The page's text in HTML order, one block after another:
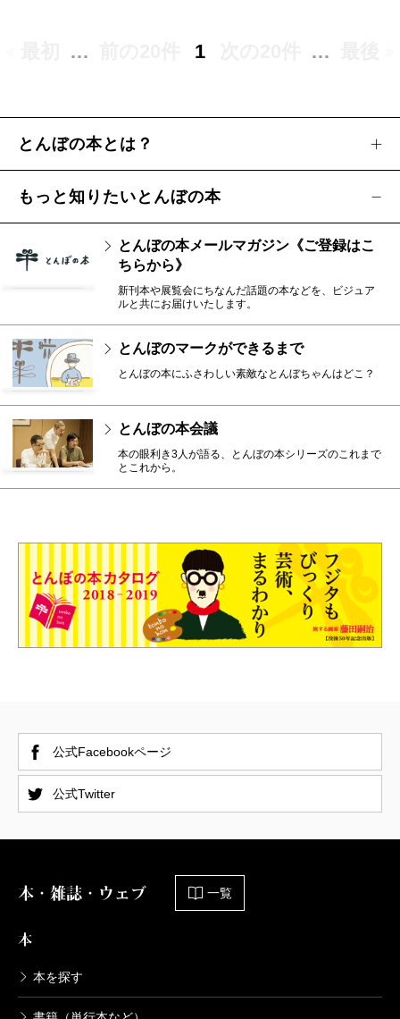
… 1 …
とんぼの本とは？
もっと知りたいとんぼの本
とんぼの本メールマガジン《ご登録はこ
ちらから》
新刊本や展覧会にちなんだ話題の本などを、ビジュア
ルと共にお届けいたします。
とんぼのマークができるまで
とんぼの本にふさわしい素敵なとんぼちゃんはどこ？
とんぼの本会議
本の眼利き3人が語る、とんぼの本シリーズのこれまで
とこれから。
公式Facebookページ
公式Twitter
本・雑誌・ウェブ 一覧
本
本を探す